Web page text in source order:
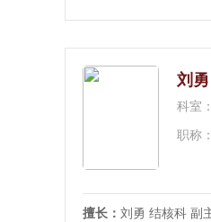
分泌失调、小儿咳嗽
中医诊治，尤其对中医
到见解。在省级以上杂
文十余篇，主编中医专
中医专著三部；获东
刘勇
科室：
职称：
擅长： 刘勇 结核科 副